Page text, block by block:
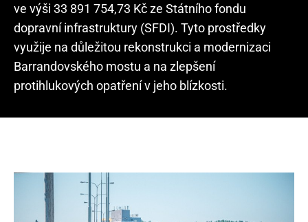
ve výši 33 891 754,73 Kč ze Státního fondu
dopravní infrastruktury (SFDI). Tyto prostředky
využije na důležitou rekonstrukci a modernizaci
Barrandovského mostu a na zlepšení
protihlukových opatření v jeho blízkosti.